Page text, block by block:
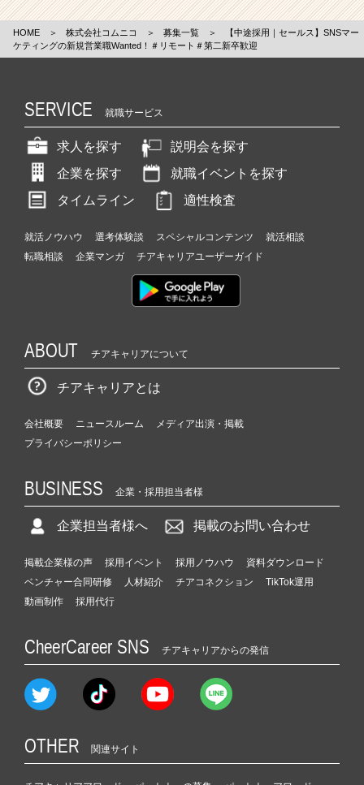
HOME ＞ 株式会社コムニコ ＞ 募集一覧 ＞
【中途採用｜セールス】SNSマー
ケティングの新規営業職Wanted！＃リモート＃第二新卒歓迎
SERVICE 就職サービス
求人を探す
説明会を探す
企業を探す
就職イベントを探す
タイムライン
適性検査
就活ノウハウ 選考体験談 スペシャルコンテンツ
就活相談
転職相談
企業マンガ チアキャリアユーザーガイド
ABOUT チアキャリアについて
チアキャリアとは
会社概要 ニュースルーム
メディア出演・掲載
プライバシーポリシー
BUSINESS 企業・採用担当者様
企業担当者様へ 掲載のお問い合わせ
掲載企業様の声 採用イベント 採用ノウハウ
資料ダウンロード
ベンチャー合同研修
人材紹介 チアコネクション
TikTok運用
動画制作
採用代行
CheerCareer SNS チアキャリアからの発信
OTHER 関連サイト